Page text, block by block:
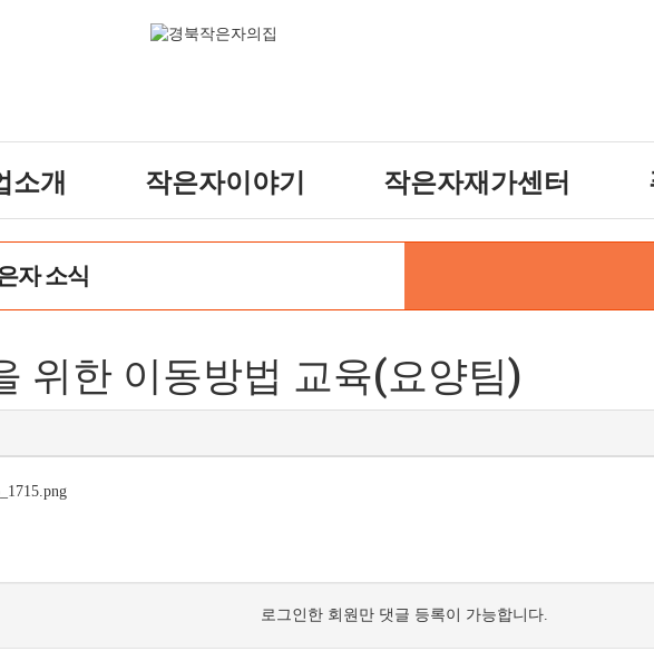
소개
비스
획
내
작은자이야기
작은자 소식
작은자재가센터
재가센터 갤러리
재가 이용요금 안내
자 소식
위한 이동방법 교육(요양팀)
로그인한 회원만 댓글 등록이 가능합니다.